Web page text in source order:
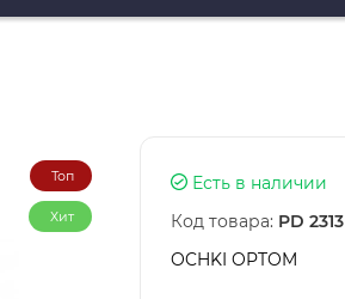
Топ
Хит
Есть в наличии
Код товара: PD
OCHKI OPTOM